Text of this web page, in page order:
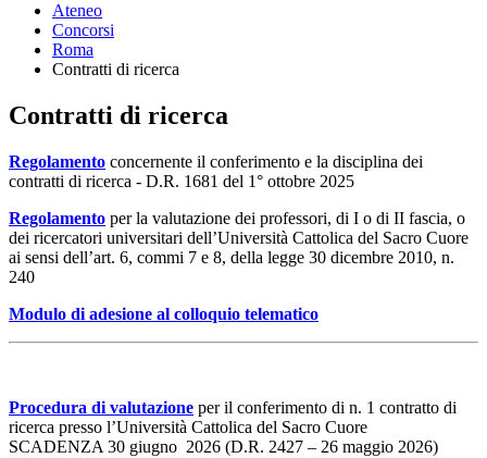
Ateneo
Concorsi
Roma
Contratti di ricerca
Contratti di ricerca
Regolamento concernente il conferimento e la disciplina dei
contratti di ricerca - D.R. 1681 del 1° ottobre 2025
Regolamento per la valutazione dei professori, di I o di II fascia, o
dei ricercatori universitari dell’Università Cattolica del Sacro Cuore
ai sensi dell’art. 6, commi 7 e 8, della legge 30 dicembre 2010, n.
240
Modulo di adesione al colloquio telematico
Procedura di valutazione per il conferimento di n. 1 contratto di
ricerca presso l’Università Cattolica del Sacro Cuore
SCADENZA 30 giugno 2026 (D.R. 2427 – 26 maggio 2026)